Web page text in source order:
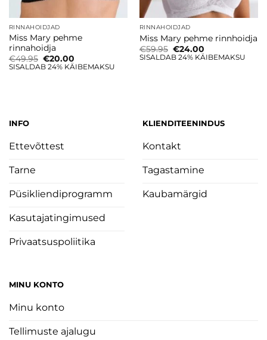
RINNAHOIDJAD
Miss Mary pehme
rinnahoidja
€49.95 Algne
hind
€20.00Current
price
SISALDAB 24% KÄIBEMAKSU
RINNAHOIDJAD
Miss Mary pehme rinnhoidja
€59.95 Algne
hind
€24.00Current
price
SISALDAB 24% KÄIBEMAKSU
INFO
Ettevõttest
Tarne
Püsikliendiprogramm
Kasutajatingimused
Privaatsuspoliitika
KLIENDITEENINDUS
Kontakt
Tagastamine
Kaubamärgid
MINU KONTO
Minu konto
Tellimuste ajalugu